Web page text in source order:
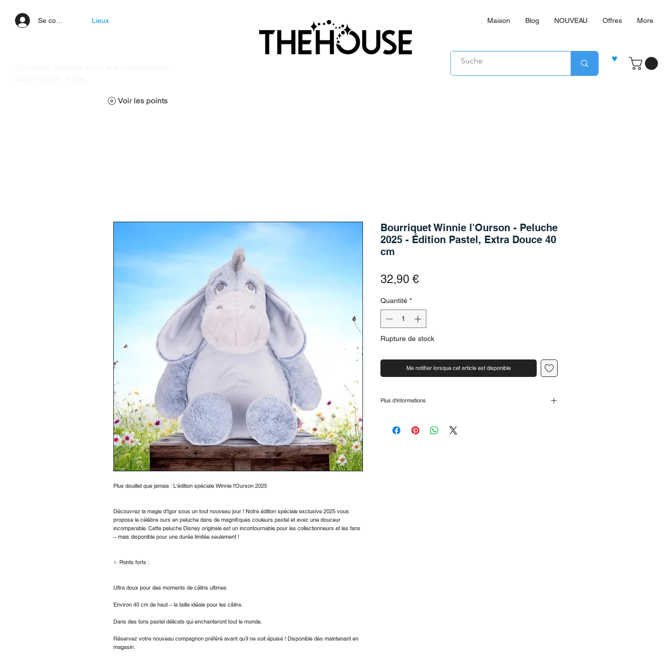
Se connecter Lieux
Voir les points
Maison Blog NOUVEAU Offres More
♥
Plus douillet que jamais : L'édition spéciale Winnie l'Ourson 2025
Découvrez la magie d'Igor sous un tout nouveau jour ! Notre édition spéciale exclusive 2025 vous
propose le célèbre ours en peluche dans de magnifiques couleurs pastel et avec une douceur
incomparable. Cette peluche Disney originale est un incontournable pour les collectionneurs et les fans
– mais disponible pour une durée limitée seulement !
✨ Points forts :
Ultra doux pour des moments de câlins ultimes
Environ 40 cm de haut – la taille idéale pour les câlins.
Dans des tons pastel délicats qui enchanteront tout le monde.
Réservez votre nouveau compagnon préféré avant qu'il ne soit épuisé ! Disponible dès maintenant en
magasin.
Bourriquet Winnie l'Ourson - Peluche
2025 - Édition Pastel, Extra Douce 40
cm
32,90 €Prix
Quantité *
Rupture de stock
Me notifier lorsque cet article est disponible
Plus d'informations
Dimensions : environ 33 x 25 x 36 cm (hauteur x largeur